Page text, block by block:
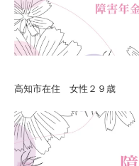
高知市在住 女性２９歳